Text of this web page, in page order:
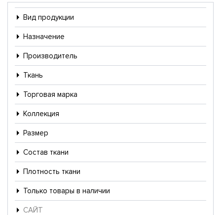
Вид продукции
Назначение
Производитель
Ткань
Торговая марка
Коллекция
Размер
Состав ткани
Плотность ткани
Только товары в наличии
САЙТ